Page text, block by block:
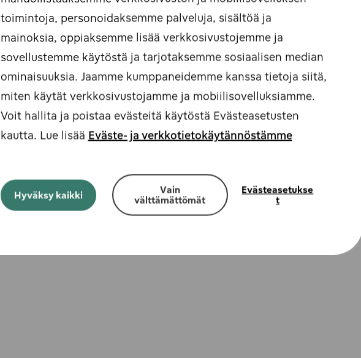
toimintoja, personoidaksemme palveluja, sisältöä ja
mainoksia, oppiaksemme lisää verkkosivustojemme ja
sovellustemme käytöstä ja tarjotaksemme sosiaalisen median
ominaisuuksia. Jaamme kumppaneidemme kanssa tietoja siitä,
miten käytät verkkosivustojamme ja mobiilisovelluksiamme.
Voit hallita ja poistaa evästeitä käytöstä Evästeasetusten
kautta. Lue lisää Eväste- ja verkkotietokäytännöstämme
Vain
välttämättömät
Hyväksy kaikki
Evästeasetukse
t